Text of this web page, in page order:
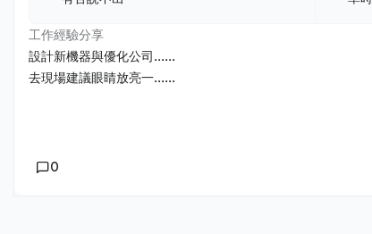
工作經驗分享
設計新機器與優化公司......
去現場建議眼睛放亮一......
0